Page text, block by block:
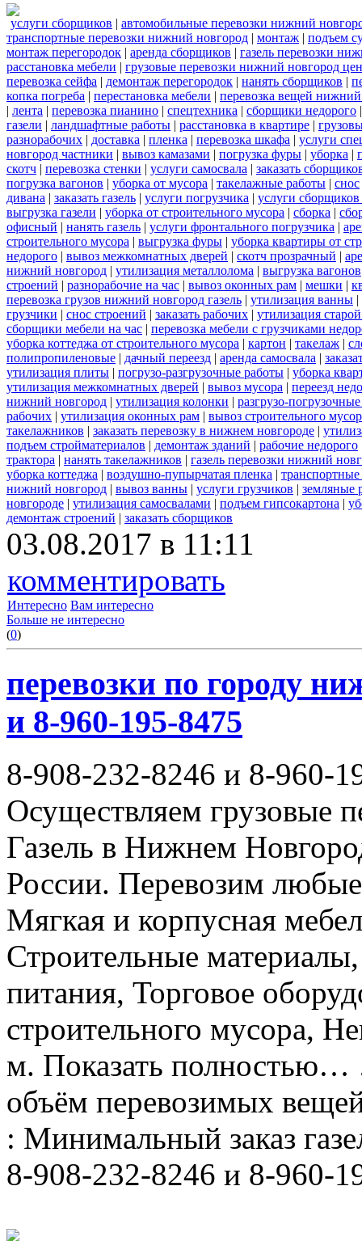
услуги сборщиков | автомобильные перевозки нижний
транспортные перевозки нижний новгород | монтаж | подъем
монтаж перегородок | аренда сборщиков | газель перевозки
расстановка мебели | грузовые перевозки нижний новгород
перевозка сейфа | демонтаж перегородок | нанять сборщиков |
копка погреба | перестановка мебели | перевозка вещей
| лента | перевозка пианино | спецтехника | сборщики недорого
газели | ландшафтные работы | расстановка в квартире |
разнорабочих | доставка | пленка | перевозка шкафа | услуги
новгород частники | вывоз камазами | погрузка фуры | уборка |
скотч | перевозка стенки | услуги самосвала | заказать
погрузка вагонов | уборка от мусора | такелажные работы | снос
дивана | заказать газель | услуги погрузчика | услуги
выгрузка газели | уборка от строительного мусора | сборка |
офисный | нанять газель | услуги фронтального погрузчика |
строительного мусора | выгрузка фуры | уборка квартиры от
недорого | вывоз межкомнатных дверей | скотч прозрачный |
нижний новгород | утилизация металлолома | выгрузка вагонов
строений | разнорабочие на час | вывоз оконных рам | мешки |
перевозка грузов нижний новгород газель | утилизация ванны |
грузчики | снос строений | заказать рабочих | утилизация
сборщики мебели на час | перевозка мебели с грузчиками
уборка коттеджа от строительного мусора | картон | такелаж |
полипропиленовые | дачный переезд | аренда самосвала |
утилизация плиты | погрузо-разгрузочные работы | уборка
утилизация межкомнатных дверей | вывоз мусора | переезд
нижний новгород | утилизация колонки | разгрузо-
рабочих | утилизация оконных рам | вывоз строительного
такелажников | заказать перевозку в нижнем новгороде |
подъем стройматериалов | демонтаж зданий | рабочие недорого
трактора | нанять такелажников | газель перевозки нижний
уборка коттеджа | воздушно-пупырчатая пленка | транспортные
нижний новгород | вывоз ванны | услуги грузчиков | земляные
новгороде | утилизация самосвалами | подъем гипсокартона |
демонтаж строений | заказать сборщиков
03.08.2017 в 11:11
комментировать
Интересно Вам интересно
Больше не интересно
(0)
перевозки по городу
и 8-960-195-8475
8-908-232-8246 и 8-960-
Осуществляем грузовые
Газель в Нижнем
России. Перевозим
Мягкая и корпусная
Строительные
питания, Торговое
строительного мусора,
м. Показать полностью…
объём перевозимых
: Минимальный заказ
8-908-232-8246 и 8-960-